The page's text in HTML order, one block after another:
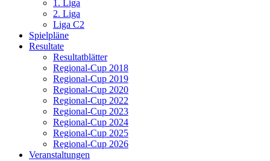
1. Liga
2. Liga
Liga C2
Spielpläne
Resultate
Resultatblätter
Regional-Cup 2018
Regional-Cup 2019
Regional-Cup 2020
Regional-Cup 2022
Regional-Cup 2023
Regional-Cup 2024
Regional-Cup 2025
Regional-Cup 2026
Veranstaltungen